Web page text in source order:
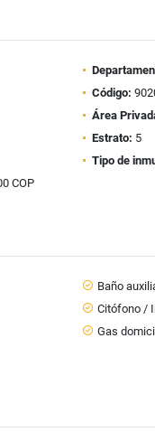
Código:
Área
Estrato: 5
Tipo de
COP
Baño
Citófono /
Gas